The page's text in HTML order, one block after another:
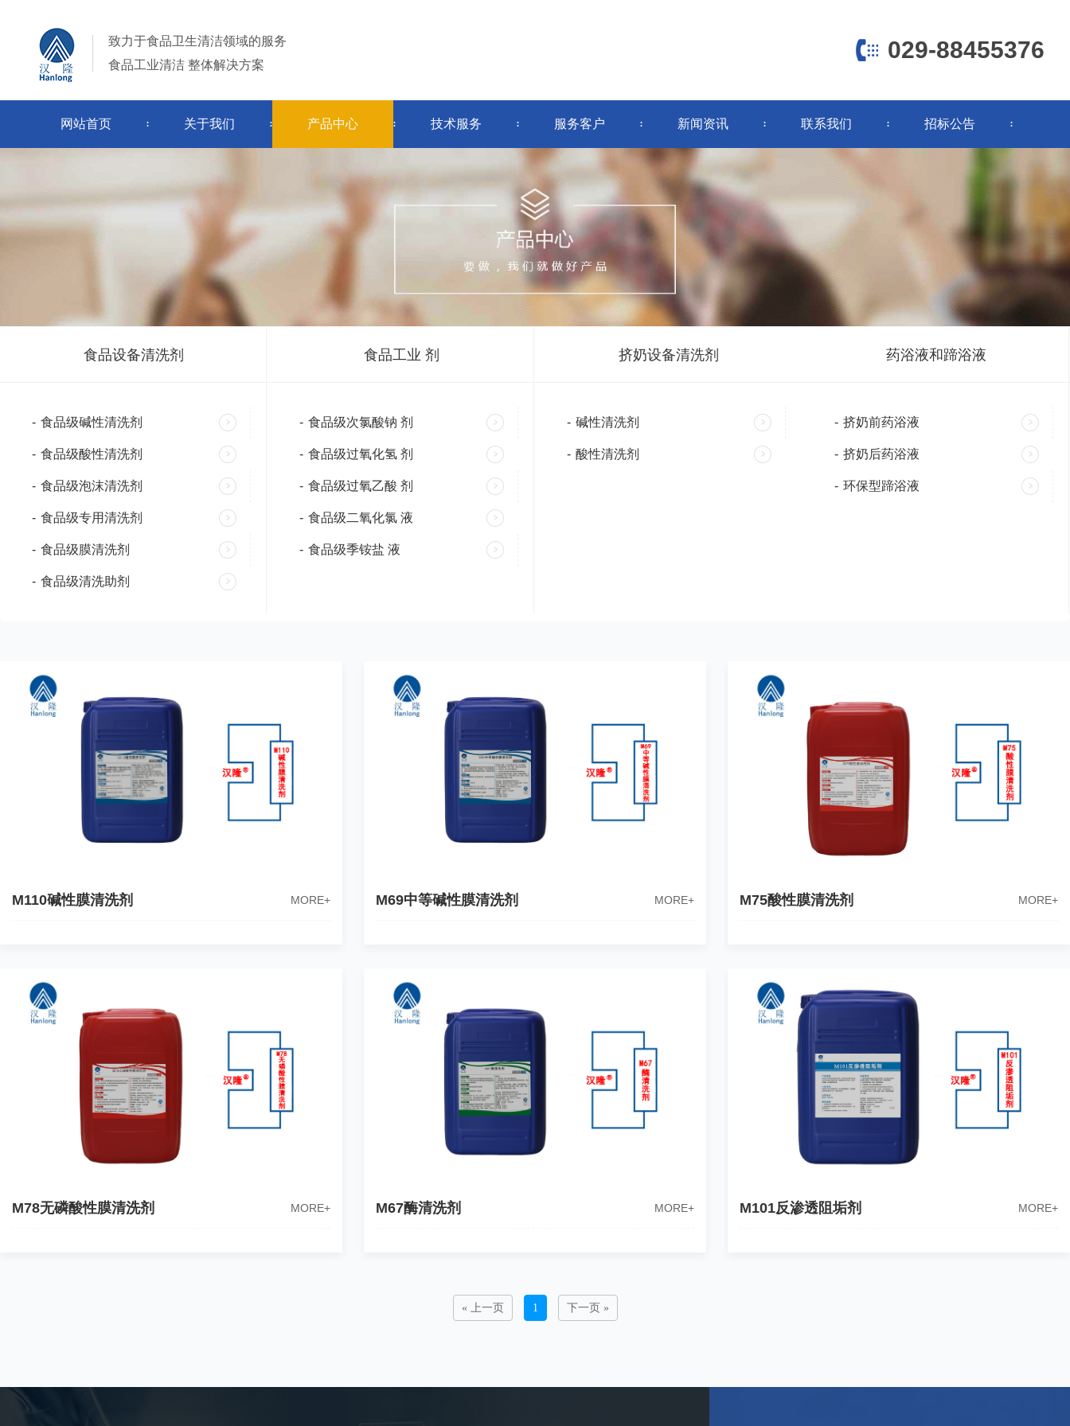
致力于食品卫生清洁领域的服务
食品工业清洁 整体解决方案
029-88455376
网站首页 关于我们 产品中心
食品级碱性清洗剂
技术服务 服务客户 新闻资讯 联系我们 招标公告
首页> 产品中心 >
食品设备清洗剂
- 食品级碱性清洗剂
- 食品级酸性清洗剂
- 食品级泡沫清洗剂
- 食品级专用清洗剂
- 食品级膜清洗剂
- 食品级清洗助剂
食品工业 剂
- 食品级次氯酸钠 剂
- 食品级过氧化氢 剂
- 食品级过氧乙酸 剂
- 食品级二氧化氯 液
- 食品级季铵盐 液
挤奶设备清洗剂
- 碱性清洗剂
- 酸性清洗剂
药浴液和蹄浴液
- 挤奶前药浴液
- 挤奶后药浴液
- 环保型蹄浴液
M110碱性膜清洗剂 MORE+ M69中等碱性膜清洗剂 MORE+ M75酸性膜清洗剂 MORE+
M78无磷酸性膜清洗剂 MORE+ M67酶清洗剂 MORE+ M101反渗透阻垢剂 MORE+
« 上一页 1 下一页 »